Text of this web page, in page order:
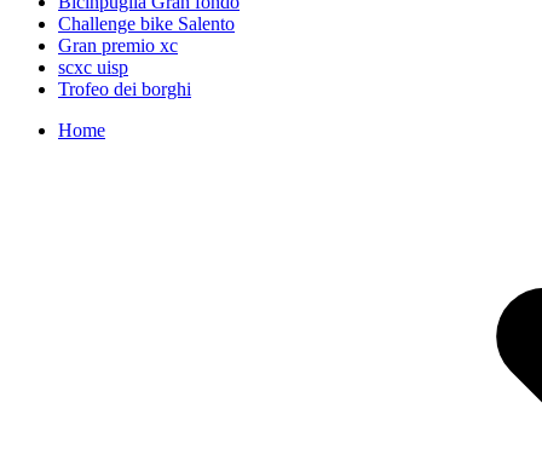
Challenge bike Salento
Gran premio xc
scxc uisp
Trofeo dei borghi
Home